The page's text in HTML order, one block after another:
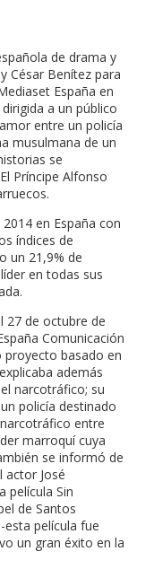
de drama y
César Benítez para
España en
a un público
entre un policía
musulmana de un
se
Príncipe Alfonso
en España con
índices de
un 21,9% de
en todas sus
27 de octubre de
Comunicación
proyecto basado en
además
narcotráfico; su
policía destinado
entre
marroquí cuya
se informó de
actor José
película Sin
de Santos
película fue
un gran éxito en la